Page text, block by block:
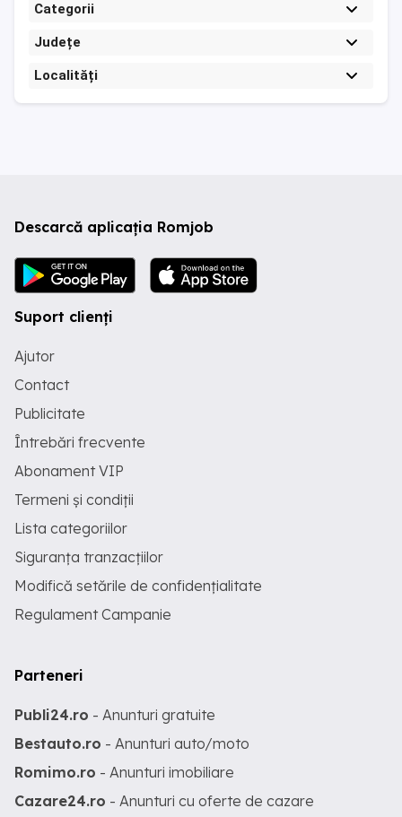
Categorii
Județe
Localități
Descarcă aplicația Romjob
Suport clienți
Ajutor
Contact
Publicitate
Întrebări frecvente
Abonament VIP
Termeni și condiții
Lista categoriilor
Siguranța tranzacțiilor
Modifică setările de confidențialitate
Regulament Campanie
Parteneri
Publi24.ro - Anunturi gratuite
Bestauto.ro - Anunturi auto/moto
Romimo.ro - Anunturi imobiliare
Cazare24.ro - Anunturi cu oferte de cazare